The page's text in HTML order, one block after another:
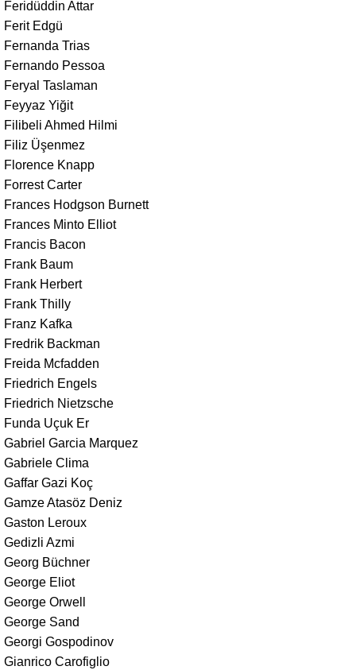
Feridüddin Attar
Ferit Edgü
Fernanda Trias
Fernando Pessoa
Feryal Taslaman
Feyyaz Yiğit
Filibeli Ahmed Hilmi
Filiz Üşenmez
Florence Knapp
Forrest Carter
Frances Hodgson Burnett
Frances Minto Elliot
Francis Bacon
Frank Baum
Frank Herbert
Frank Thilly
Franz Kafka
Fredrik Backman
Freida Mcfadden
Friedrich Engels
Friedrich Nietzsche
Funda Uçuk Er
Gabriel Garcia Marquez
Gabriele Clima
Gaffar Gazi Koç
Gamze Atasöz Deniz
Gaston Leroux
Gedizli Azmi
Georg Büchner
George Eliot
George Orwell
George Sand
Georgi Gospodinov
Gianrico Carofiglio